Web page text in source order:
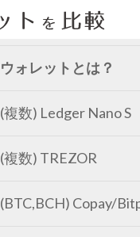
ウォレットとは？
(複数) Ledger Nano S
(複数) TREZOR
(BTC,BCH) Copay/